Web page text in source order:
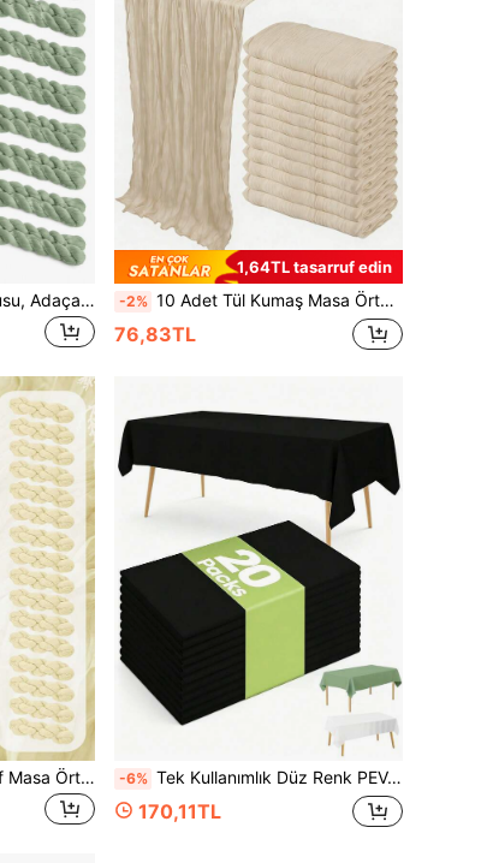
Peynir Bezi Masa Koşucusu, Adaçayı Yeşili Bohem Tarzı Gazlı Masa Koşucusu, Rustik Düğün Dekoru, Gelin Banyosu, Doğum Günü Partisi, Bebek Banyosu, Şükran Günü Noel Tatil Yemeği, Ev Mutfak Yemek Masası Dekorasyonu İçin Uygun, 4 Boyut Mevcut 10/3/1 Adet
1,64TL tasarruf edin
-2% 10 Adet Tül Kumaş Masa Örtüsü - 3 metre Şampanya Rengi Boho Şık Tül Masa Örtüsü, Parti, Düğün, Yaz Bahçesi ve Çiftlik Evi Dekorasyonu İçin Uygundur
76,83TL
10 Adet Ten Rengi Şeffaf Masa Örtüsü, 20x120 İnç Şeffaf Kumaş Masa Bayrakları, Düğün, Doğum Günü Partisi, Bebek Partisi, Yemek Masası Dekorasyonu İçin 3 Metre Ten Rengi Masa Örtüsü -6% Tek Kullanımlık Düz Renk PEVA Masa Örtüsü, Minimalist Stil, 137*274 cm Dikdörtgen Masa Örtüsü, Doğum Günü Partisi, Düğün, Tatil Resepsiyonu ve Noel Masa Dekorasyonu İçin Uygun
170,11TL